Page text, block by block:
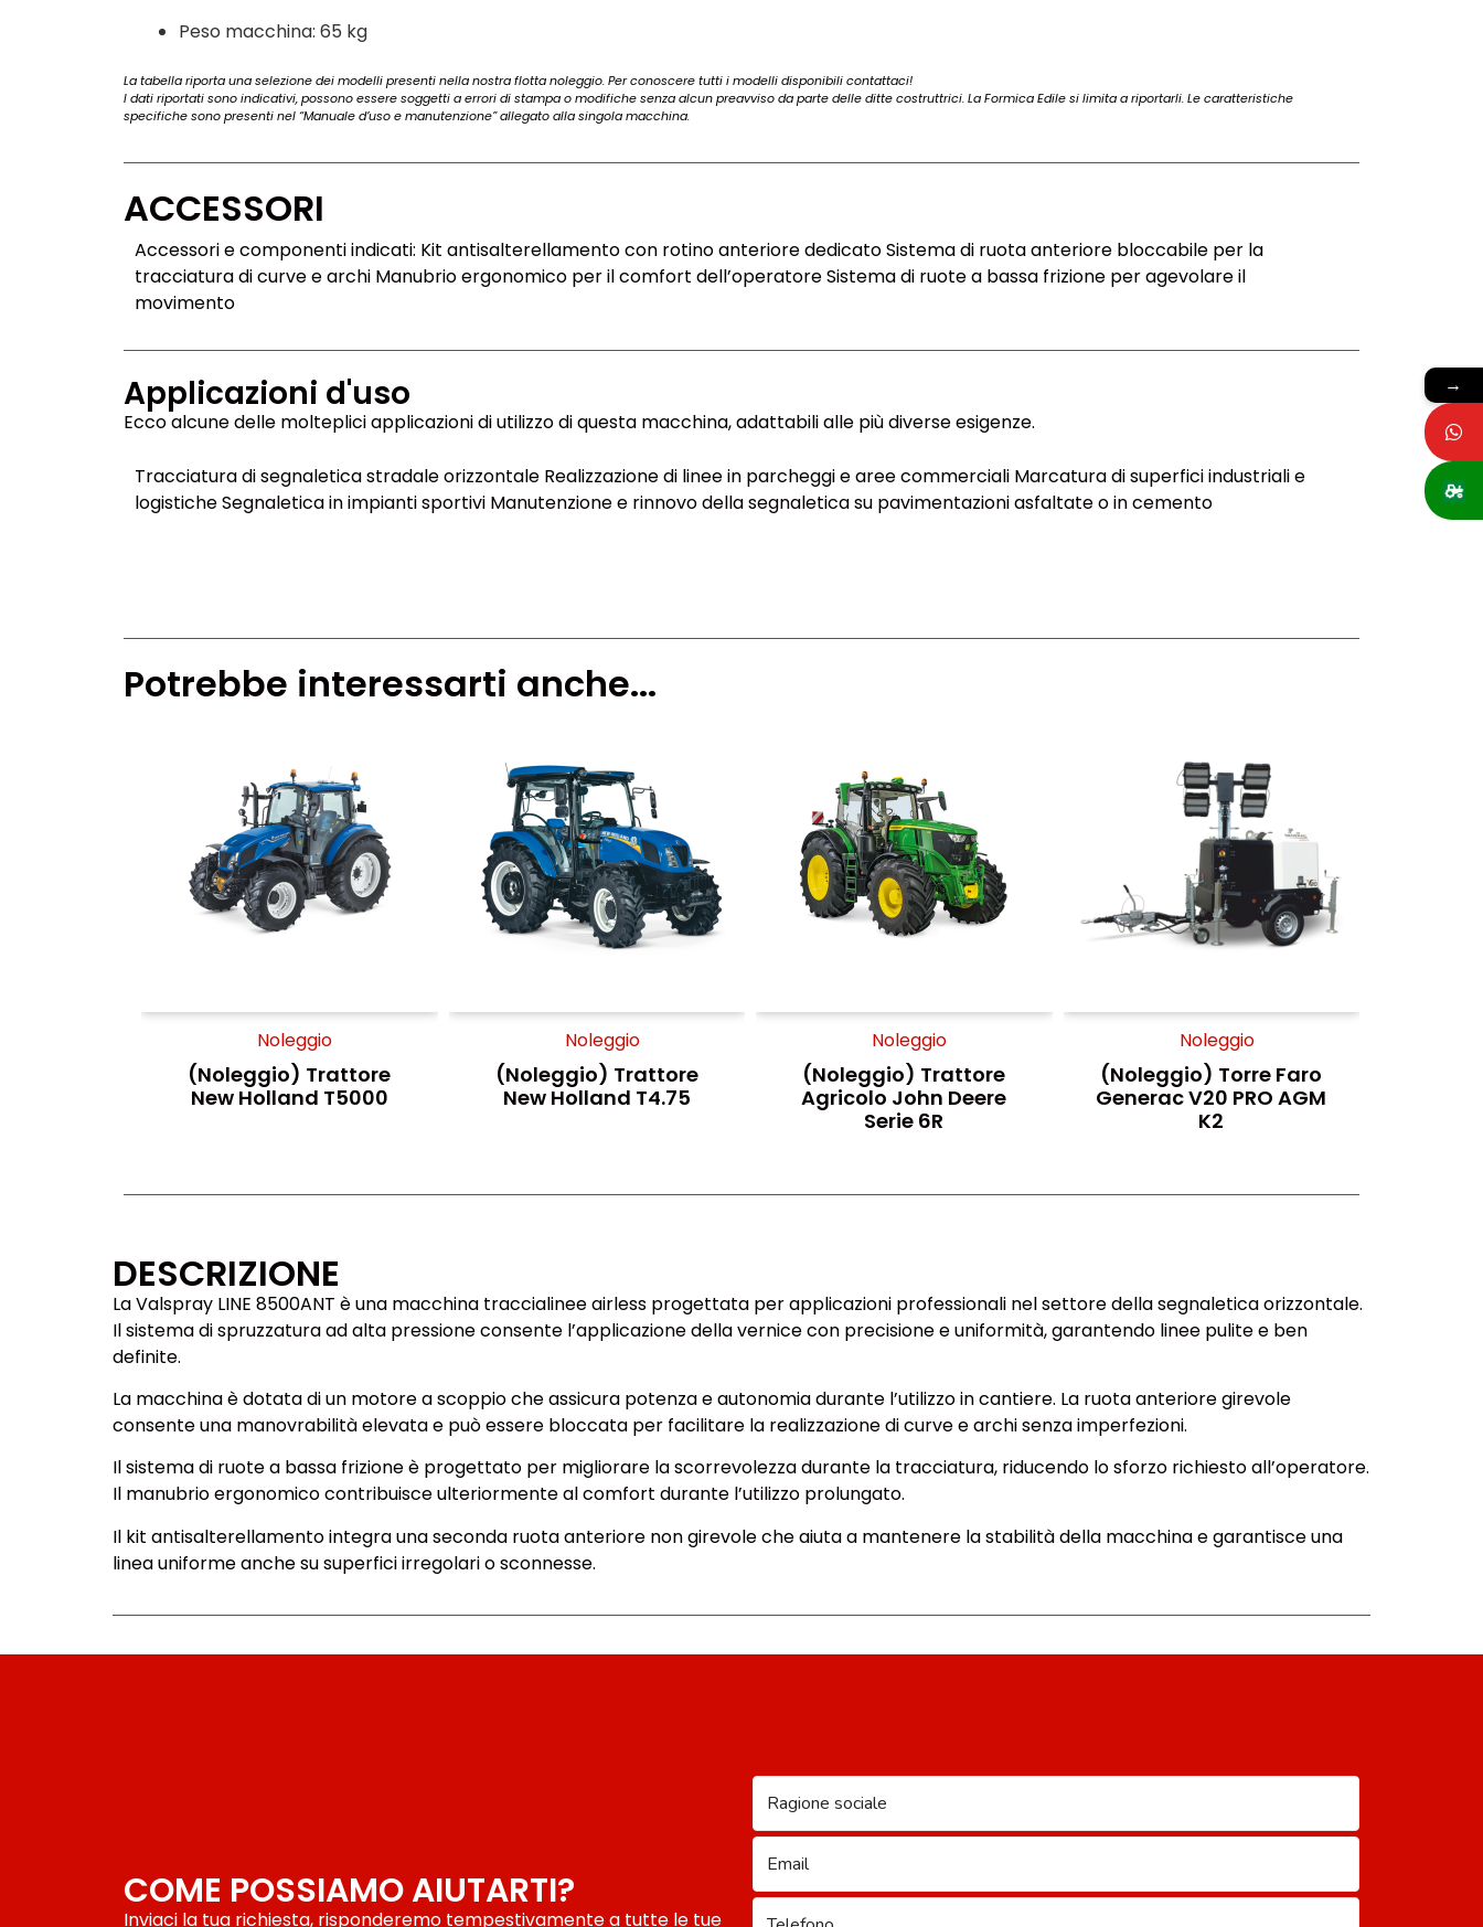
Peso macchina: 65 kg
La tabella riporta una selezione dei modelli presenti nella nostra flotta noleggio. Per conoscere tutti i modelli disponibili contattaci!
I dati riportati sono indicativi, possono essere soggetti a errori di stampa o modifiche senza alcun preavviso da parte delle ditte costruttrici. La Formica Edile si limita a riportarli. Le caratteristiche
specifiche sono presenti nel “Manuale d’uso e manutenzione” allegato alla singola macchina.
ACCESSORI
Accessori e componenti indicati: Kit antisalterellamento con rotino anteriore dedicato Sistema di ruota anteriore bloccabile per la
tracciatura di curve e archi Manubrio ergonomico per il comfort dell’operatore Sistema di ruote a bassa frizione per agevolare il
movimento
Applicazioni d'uso
Ecco alcune delle molteplici applicazioni di utilizzo di questa macchina, adattabili alle più diverse esigenze.
Tracciatura di segnaletica stradale orizzontale Realizzazione di linee in parcheggi e aree commerciali Marcatura di superfici industriali e
logistiche Segnaletica in impianti sportivi Manutenzione e rinnovo della segnaletica su pavimentazioni asfaltate o in cemento
Potrebbe interessarti anche...
Noleggio
(Noleggio) Trattore
New Holland T5000
Noleggio
(Noleggio) Trattore
New Holland T4.75
Noleggio
(Noleggio) Trattore
Agricolo John Deere
Serie 6R
Noleggio
(Noleggio) Torre Faro
Generac V20 PRO AGM
K2
DESCRIZIONE
La Valspray LINE 8500ANT è una macchina traccialinee airless progettata per applicazioni professionali nel settore della segnaletica orizzontale.
Il sistema di spruzzatura ad alta pressione consente l’applicazione della vernice con precisione e uniformità, garantendo linee pulite e ben
definite.
La macchina è dotata di un motore a scoppio che assicura potenza e autonomia durante l’utilizzo in cantiere. La ruota anteriore girevole
consente una manovrabilità elevata e può essere bloccata per facilitare la realizzazione di curve e archi senza imperfezioni.
Il sistema di ruote a bassa frizione è progettato per migliorare la scorrevolezza durante la tracciatura, riducendo lo sforzo richiesto all’operatore.
Il manubrio ergonomico contribuisce ulteriormente al comfort durante l’utilizzo prolungato.
Il kit antisalterellamento integra una seconda ruota anteriore non girevole che aiuta a mantenere la stabilità della macchina e garantisce una
linea uniforme anche su superfici irregolari o sconnesse.
COME POSSIAMO AIUTARTI?
Inviaci la tua richiesta, risponderemo tempestivamente a tutte le tue
→